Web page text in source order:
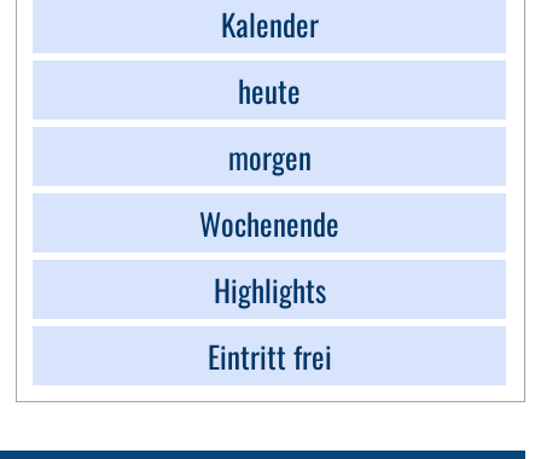
Kalender
heute
morgen
Wochenende
Highlights
Eintritt frei